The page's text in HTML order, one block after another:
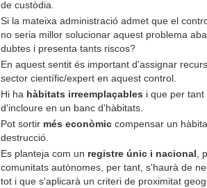
de custòdia.
Si la mateixa administració admet que el
no seria millor solucionar aquest problema
dubtes i presenta tants riscos?
En aquest sentit és important d'assignar
sector científic/expert en aquest control.
Hi ha hàbitats irreemplaçables i que per
d'incloure en un banc d'hàbitats.
Pot sortir més econòmic compensar un
destrucció.
Es planteja com un registre únic i nacional ,
comunitats autònomes, per tant, s'haurà de
tot i que s'aplicarà un criteri de proximitat